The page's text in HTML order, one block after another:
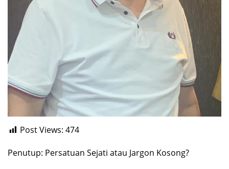
Post Views: 474
Penutup: Persatuan Sejati atau Jargon Kosong?